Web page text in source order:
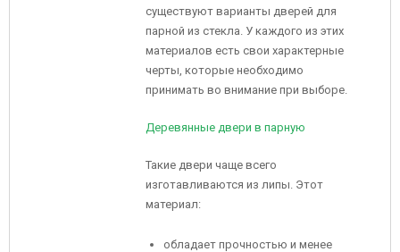
существуют варианты дверей для
парной из стекла. У каждого из этих
материалов есть свои характерные
черты, которые необходимо
принимать во внимание при выборе.
Деревянные двери в парную
Такие двери чаще всего
изготавливаются из липы. Этот
материал:
обладает прочностью и менее